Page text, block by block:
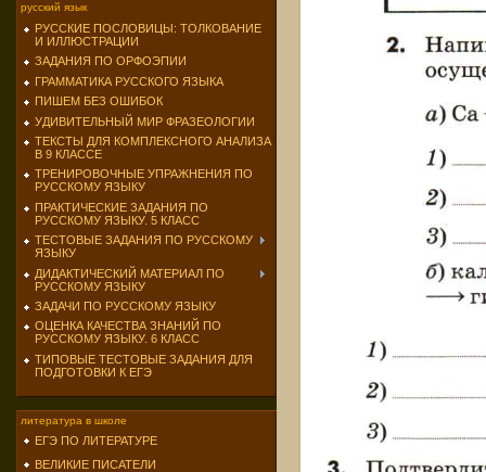
русский язык
РУССКИЕ ПОСЛОВИЦЫ: ТОЛКОВАНИЕ
И ИЛЛЮСТРАЦИИ
ЗАДАНИЯ ПО ОРФОЭПИИ
ГРАММАТИКА РУССКОГО ЯЗЫКА
ПИШЕМ БЕЗ ОШИБОК
УДИВИТЕЛЬНЫЙ МИР ФРАЗЕОЛОГИИ
ТЕКСТЫ ДЛЯ КОМПЛЕКСНОГО АНАЛИЗА
В 9 КЛАССЕ
ТРЕНИРОВОЧНЫЕ УПРАЖНЕНИЯ ПО
РУССКОМУ ЯЗЫКУ
ПРАКТИЧЕСКИЕ ЗАДАНИЯ ПО
РУССКОМУ ЯЗЫКУ. 5 КЛАСС
ТЕСТОВЫЕ ЗАДАНИЯ ПО РУССКОМУ
ЯЗЫКУ
ДИДАКТИЧЕСКИЙ МАТЕРИАЛ ПО
РУССКОМУ ЯЗЫКУ
ЗАДАЧИ ПО РУССКОМУ ЯЗЫКУ
ОЦЕНКА КАЧЕСТВА ЗНАНИЙ ПО
РУССКОМУ ЯЗЫКУ. 6 КЛАСС
ТИПОВЫЕ ТЕСТОВЫЕ ЗАДАНИЯ ДЛЯ
ПОДГОТОВКИ К ЕГЭ
литература в школе
ЕГЭ ПО ЛИТЕРАТУРЕ
ВЕЛИКИЕ ПИСАТЕЛИ